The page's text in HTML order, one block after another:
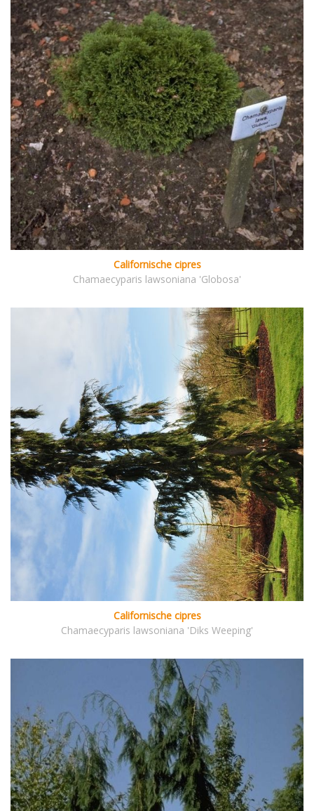
Californische cipres
Chamaecyparis lawsoniana 'Globosa'
Californische cipres
Chamaecyparis lawsoniana 'Diks Weeping'